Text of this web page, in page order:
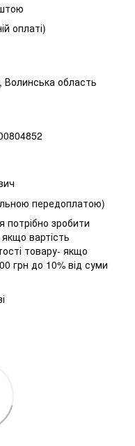
оплаті)
Волинська область
передоплатою)
зробити
вартість
товару- якщо
грн до 10% від суми